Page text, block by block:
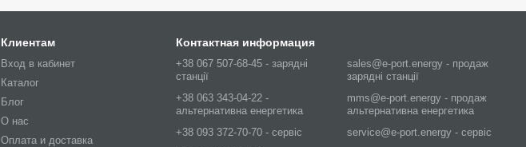
Клиентам
Вход в кабинет
Каталог
Блог
О нас
Оплата и доставка
Контактная информация
+38 067 507-68-45 - зарядні
станції
+38 063 343-04-22 -
альтернативна енергетика
+38 093 372-70-70 - сервіс
sales@e-port.energy - продаж
зарядні станції
mms@e-port.energy - продаж
альтернативна енергетика
service@e-port.energy - сервіс